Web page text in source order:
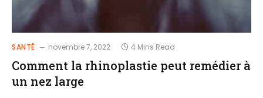
SANTÉ novembre 7, 2022 4 Mins Read
Comment la rhinoplastie peut remédier à
un nez large